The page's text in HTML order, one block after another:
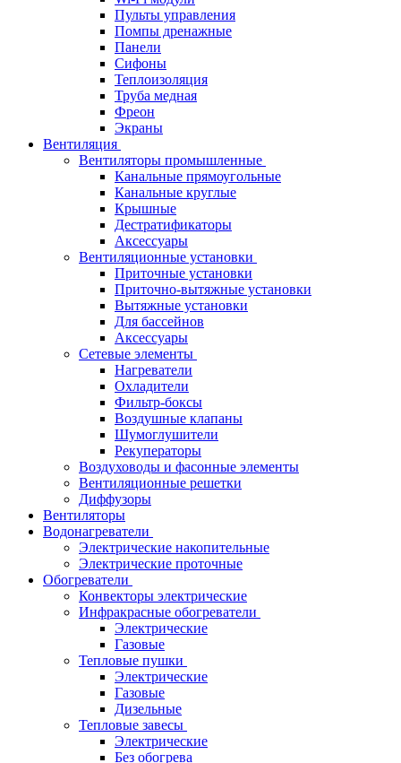
Пульты управления
Помпы дренажные
Панели
Сифоны
Теплоизоляция
Труба медная
Фреон
Экраны
Вентиляция
Вентиляторы промышленные
Канальные прямоугольные
Канальные круглые
Крышные
Дестратификаторы
Аксессуары
Вентиляционные установки
Приточные установки
Приточно-вытяжные установки
Вытяжные установки
Для бассейнов
Аксессуары
Сетевые элементы
Нагреватели
Охладители
Фильтр-боксы
Воздушные клапаны
Шумоглушители
Рекуператоры
Воздуховоды и фасонные элементы
Вентиляционные решетки
Диффузоры
Вентиляторы
Водонагреватели
Электрические накопительные
Электрические проточные
Обогреватели
Конвекторы электрические
Инфракрасные обогреватели
Электрические
Газовые
Тепловые пушки
Электрические
Газовые
Дизельные
Тепловые завесы
Электрические
Без обогрева